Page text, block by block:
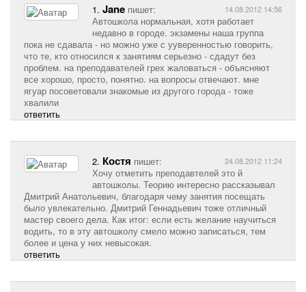
14.08.2012 14:56
1. Jane пишет:
Автошкола нормальная, хотя работает
недавно в городе. экзамены наша группа
пока не сдавала - но можно уже с ууверенностью говорить,
что те, кто относился к занятиям серьезно - сдадут без
проблем. на преподавателей грех жаловаться - объясняют
все хорошо, просто, понятно. на вопросы отвечают. мне
ягуар посоветовали знакомые из другого города - тоже
хвалили
ответить
24.08.2012 11:24
2. Костя пишет:
Хочу отметить преподавтелей это й
автошколы. Теорию интересно рассказывал
Дмитрий Анатольевич, благодаря чему занятия посещать
было увлекательно. Дмитрий Геннадьевич тоже отличный
мастер своего дела. Как итог: если есть желание научиться
водить, то в эту автошколу смело можно записаться, тем
более и цена у них невысокая.
ответить